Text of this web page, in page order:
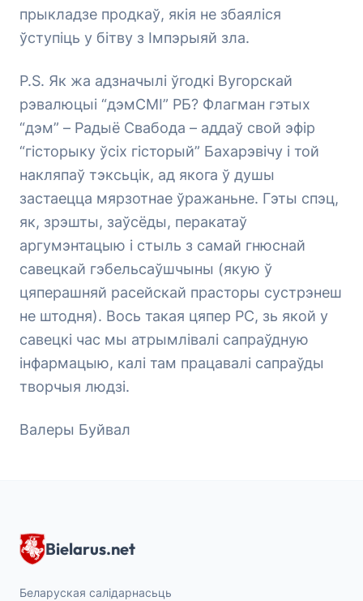
прыкладзе продкаў, якія не збаяліся
ўступіць у бітву з Імпэрыяй зла.
P.S. Як жа адзначылі ўгодкі Вугорскай
рэвалюцыі “дэмСМІ” РБ? Флагман гэтых
“дэм” – Радыё Свабода – аддаў свой эфір
“гісторыку ўсіх гісторый” Бахарэвічу і той
накляпаў тэксьцік, ад якога ў душы
застаецца мярзотнае ўражаньне. Гэты спэц,
як, зрэшты, заўсёды, перакатаў
аргумэнтацыю і стыль з самай гнюснай
савецкай гэбельсаўшчыны (якую ў
цяперашняй расейскай прасторы сустрэнеш
не штодня). Вось такая цяпер РС, зь якой у
савецкі час мы атрымлівалі сапраўдную
інфармацыю, калі там працавалі сапраўды
творчыя людзі.
Валеры Буйвал
Bielarus.net
Беларуская салідарнасьць